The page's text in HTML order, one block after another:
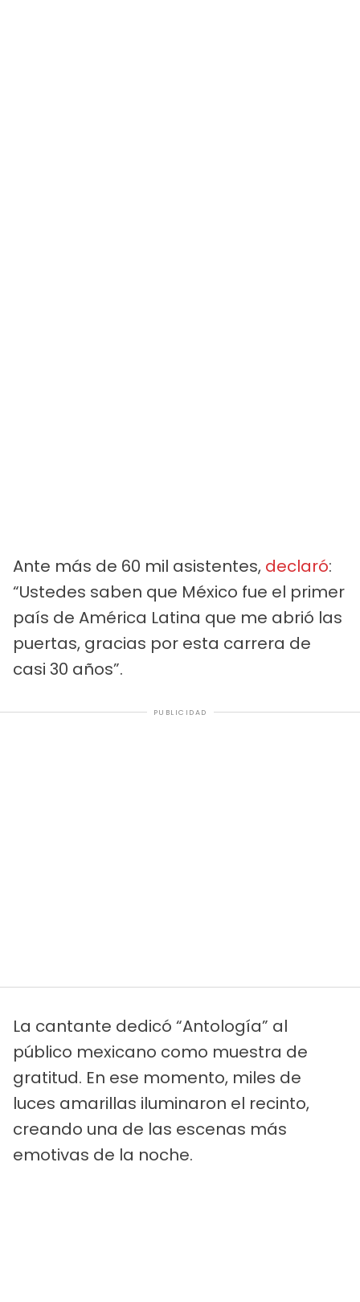
Ante más de 60 mil asistentes, declaró:
“Ustedes saben que México fue el primer
país de América Latina que me abrió las
puertas, gracias por esta carrera de
casi 30 años”.
PUBLICIDAD
La cantante dedicó “Antología” al
público mexicano como muestra de
gratitud. En ese momento, miles de
luces amarillas iluminaron el recinto,
creando una de las escenas más
emotivas de la noche.